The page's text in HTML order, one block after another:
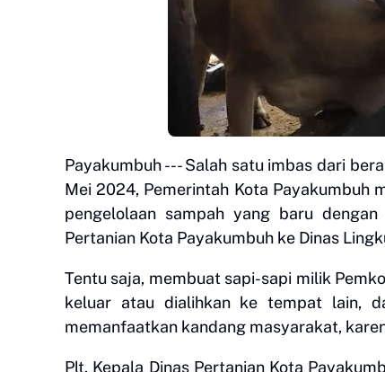
Payakumbuh --- Salah satu imbas dari
Mei 2024, Pemerintah Kota Payakumbuh
pengelolaan sampah yang baru
Pertanian Kota Payakumbuh ke Dinas
Tentu saja, membuat sapi-sapi milik
keluar atau dialihkan ke tempat lain,
memanfaatkan kandang masyarakat,
Plt. Kepala Dinas Pertanian Kota